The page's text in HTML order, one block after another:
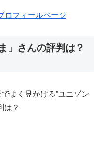
ロフィールページ
」さんの評判は？
よく見かける”ユニゾン
は？